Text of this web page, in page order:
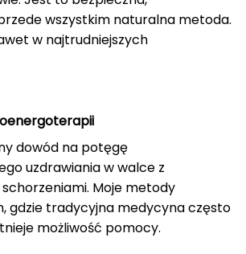
wszystkim naturalna metoda.
w najtrudniejszych
dowód na potęgę
uzdrawiania w walce z
Moje metody
gdzie tradycyjna medycyna często
możliwość pomocy.